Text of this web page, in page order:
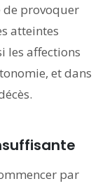
de provoquer
atteintes
les affections
et dans
par